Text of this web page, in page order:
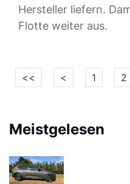
Hersteller liefern.
Flotte weiter aus.
<< < 1 2
Meistgelesen